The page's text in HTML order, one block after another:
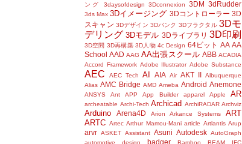
ング
3daysofdesign 3Dconnexion 3DM 3dRudder
3ds Max 3Dイメージング 3Dコントローラー 3D
スキャン 3Dデザイン 3Dバンク 3Dフラクタル 3Dモ
デリング 3Dモデル 3Dライブラリ 3D印刷
3D空間 3D再構築 3D人物 4c Design 64ビット AA AA
School AAD AAG AA出張スクール ABB ACADIA
Accord Framework Adobe Illustrator Adobe Substance
AEC AEC Tech AI AIA Air AKT II
Albuquerque
Alias AMC Bridge AMD Ameba Android Anemone
ANSYS Ant APP App Builder apparel Apple AR
archeatable Archi-Tech Archicad ArchiRADAR Archviz
Arduino Arena4D Arion Arkance Systems
ART
ARTC Artec Arthur Mamou-Mani article Artlantis Arup
arvr ASKET Assistant Asuni Autodesk AutoGraph
automotive design
badger Bamboo BEAM IFC